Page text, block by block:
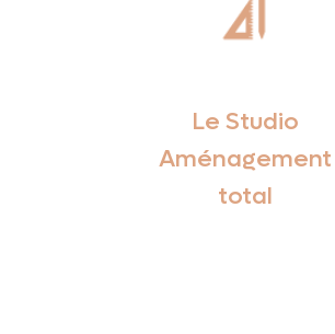
Le Studio
Aménagement
total